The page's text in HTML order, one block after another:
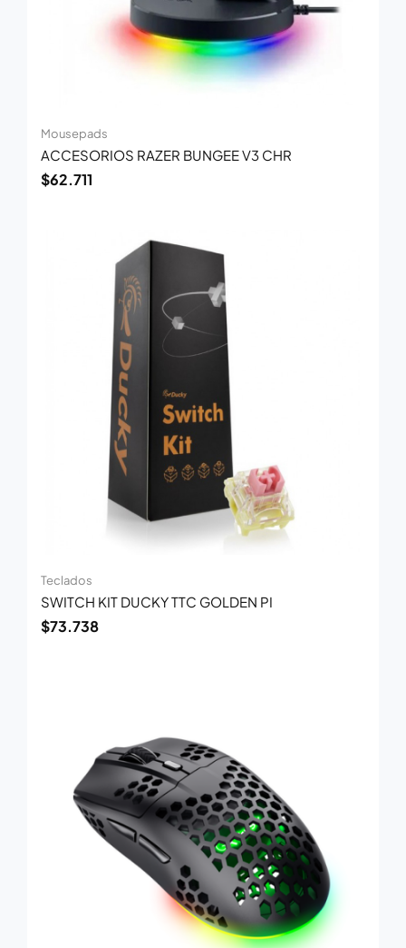
Mousepads
ACCESORIOS RAZER BUNGEE V3 CHR
$62.711
Teclados
SWITCH KIT DUCKY TTC GOLDEN PI
$73.738